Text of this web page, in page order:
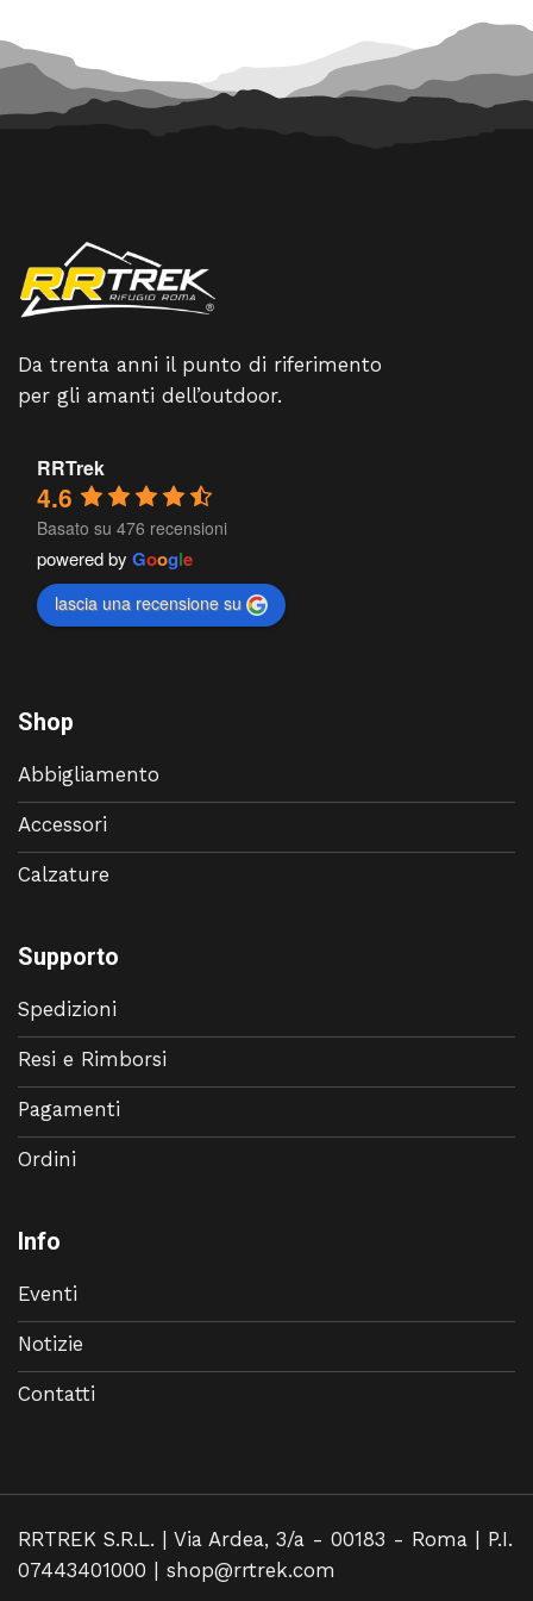
Da trenta anni il punto di riferimento
per gli amanti dell’outdoor.
RRTrek
4.6
Basato su 476 recensioni
powered by Google
lascia una recensione su
Shop
Abbigliamento
Accessori
Calzature
Supporto
Spedizioni
Resi e Rimborsi
Pagamenti
Ordini
Info
Eventi
Notizie
Contatti
RRTREK S.R.L. | Via Ardea, 3/a - 00183 - Roma | P.I.
07443401000 | shop@rrtrek.com